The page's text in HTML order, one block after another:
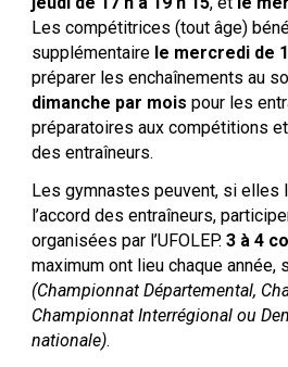
Les compétitrices (tout âge)
supplémentaire le mercredi de
préparer les enchaînements au
dimanche par mois pour les
préparatoires aux compétitions
des entraîneurs.
Les gymnastes peuvent, si elles
l’accord des entraîneurs,
organisées par l’UFOLEP.3 à 4
maximum ont lieu chaque année,
(Championnat Départemental,
Championnat Interrégional ou
nationale).